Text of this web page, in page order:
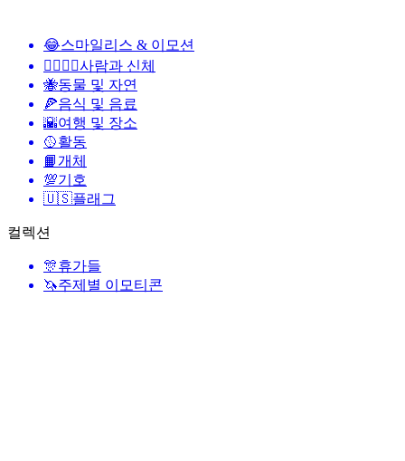
😂스마일리스 & 이모션
👩‍❤️‍💋‍👨사람과 신체
🐝동물 및 자연
🍕음식 및 음료
🌇여행 및 장소
🥎활동
📙개체
💯기호
🇺🇸플래그
컬렉션
🎊휴가들
🦄주제별 이모티콘